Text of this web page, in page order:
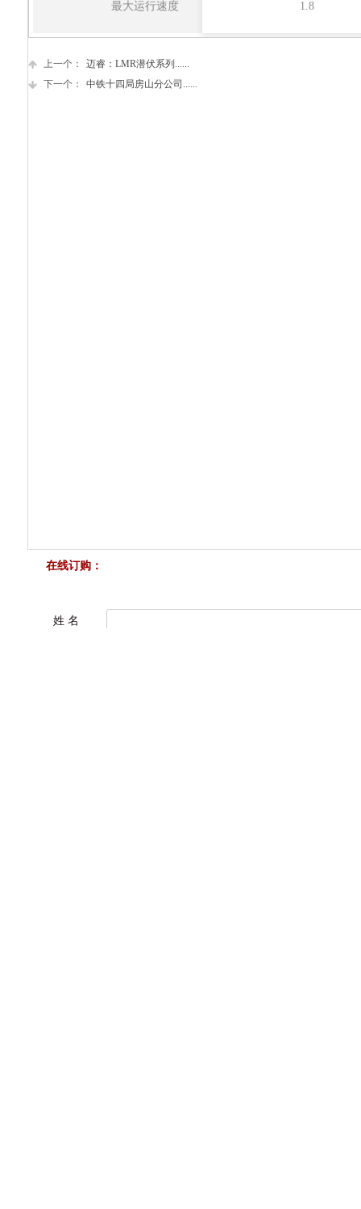
最大运行速度 1.8
上一个：
迈睿：LMR潜伏系列......
下一个：
中铁十四局房山分公司......
在线订购：
姓 名